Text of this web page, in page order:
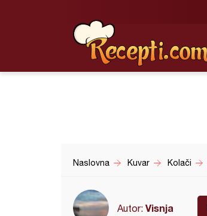
Naslovna Kuvar Kolači
Autor: Visnja